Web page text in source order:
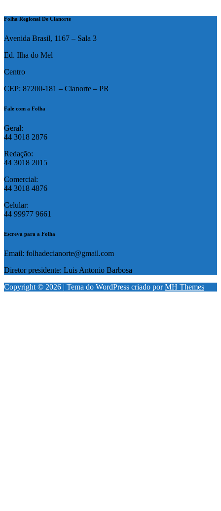
Folha Regional De Cianorte
Avenida Brasil, 1167 – Sala 3
Ed. Ilha do Mel
Centro
CEP: 87200-181 – Cianorte – PR
Fale com a Folha
Geral:
44 3018 2876
Redação:
44 3018 2015
Comercial:
44 3018 4876
Celular:
44 99977 9661
Escreva para a Folha
Email: folhadecianorte@gmail.com
Diretor presidente: Luis Antonio Barbosa
Copyright © 2026 | Tema do WordPress criado porMH Themes